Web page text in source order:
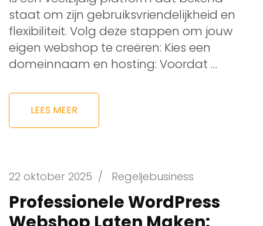
staat om zijn gebruiksvriendelijkheid en
flexibiliteit. Volg deze stappen om jouw
eigen webshop te creëren: Kies een
domeinnaam en hosting: Voordat …
LEES MEER
22 oktober 2025 / Regeljebusiness
Professionele WordPress